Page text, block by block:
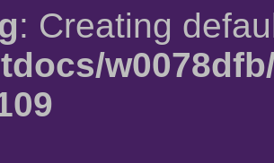
: Creating